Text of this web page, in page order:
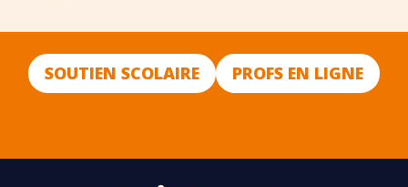
SOUTIEN SCOLAIRE PROFS EN LIGNE